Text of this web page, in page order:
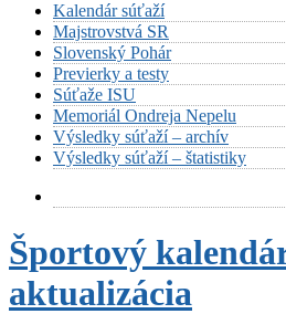
Kalendár súťaží
Majstrovstvá SR
Slovenský Pohár
Previerky a testy
Súťaže ISU
Memoriál Ondreja Nepelu
Výsledky súťaží – archív
Výsledky súťaží – štatistiky
Športový
aktualizácia